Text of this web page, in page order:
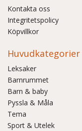
Kontakta oss
Integritetspolicy
Köpvillkor
Huvudkategorier
Leksaker
Barnrummet
Barn & baby
Pyssla & Måla
Tema
Sport & Utelek